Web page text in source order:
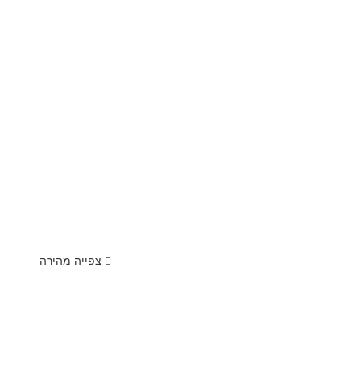
צפייה מהירה